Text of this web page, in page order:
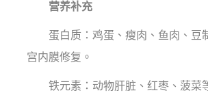
营养补充
蛋白质：鸡蛋、瘦肉、鱼肉、豆
宫内膜修复。
铁元素：动物肝脏、红枣、菠菜